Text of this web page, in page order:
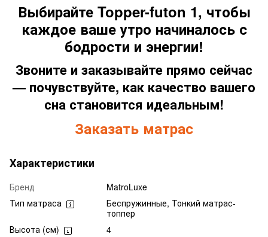
Выбирайте Topper-futon 1, чтобы
каждое ваше утро начиналось с
бодрости и энергии!
Звоните и заказывайте прямо сейчас
— почувствуйте, как качество вашего
сна становится идеальным!
Заказать матрас
Характеристики
Бренд
MatroLuxe
Тип матраса
Беспружинные, Тонкий матрас-
топпер
Высота (см)
4